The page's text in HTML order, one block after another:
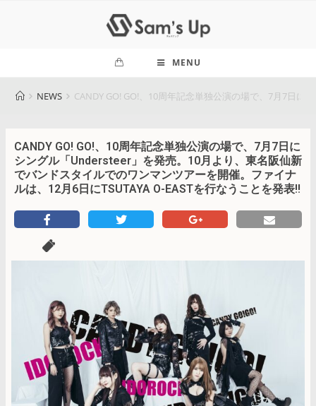
MENU
NEWS CANDY GO! GO!、10周年記念単独公演の場で、7月7日
CANDY GO! GO!、10周年記念単独公演の場で、7月7日に
シングル「Understeer」を発売。10月より、東名阪仙新
でバンドスタイルでのワンマンツアーを開催。ファイナ
ルは、12月6日にTSUTAYA O-EASTを行なうことを発表!!